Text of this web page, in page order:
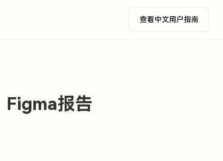
查看中文用户指南
Figma报告